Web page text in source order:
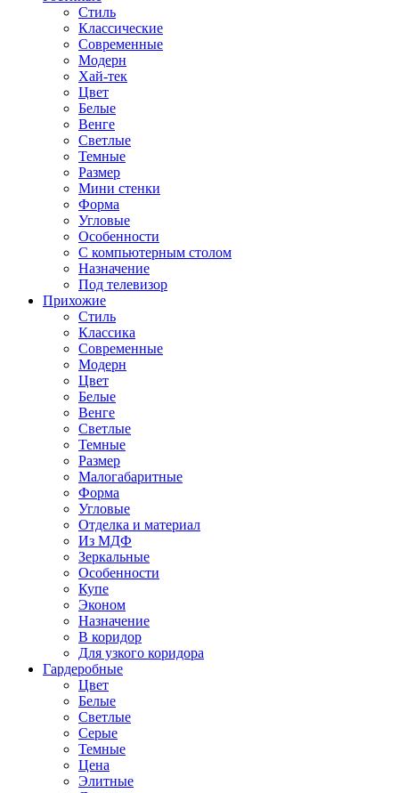
Стиль
Классические
Современные
Модерн
Хай-тек
Цвет
Белые
Венге
Светлые
Темные
Размер
Мини стенки
Форма
Угловые
Особенности
С компьютерным столом
Назначение
Под телевизор
Прихожие
Стиль
Классика
Современные
Модерн
Цвет
Белые
Венге
Светлые
Темные
Размер
Малогабаритные
Форма
Угловые
Отделка и материал
Из МДФ
Зеркальные
Особенности
Купе
Эконом
Назначение
В коридор
Для узкого коридора
Гардеробные
Цвет
Белые
Светлые
Серые
Темные
Цена
Элитные